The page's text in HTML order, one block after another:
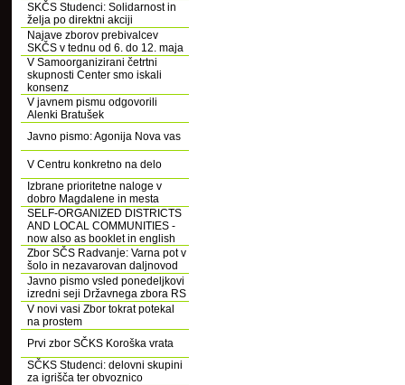
SKČS Studenci: Solidarnost in
želja po direktni akciji
Najave zborov prebivalcev
SKČS v tednu od 6. do 12. maja
V Samoorganizirani četrtni
skupnosti Center smo iskali
konsenz
V javnem pismu odgovorili
Alenki Bratušek
Javno pismo: Agonija Nova vas
V Centru konkretno na delo
Izbrane prioritetne naloge v
dobro Magdalene in mesta
SELF-ORGANIZED DISTRICTS
AND LOCAL COMMUNITIES -
now also as booklet in english
Zbor SČS Radvanje: Varna pot v
šolo in nezavarovan daljnovod
Javno pismo vsled ponedeljkovi
izredni seji Državnega zbora RS
V novi vasi Zbor tokrat potekal
na prostem
Prvi zbor SČKS Koroška vrata
SČKS Studenci: delovni skupini
za igrišča ter obvoznico